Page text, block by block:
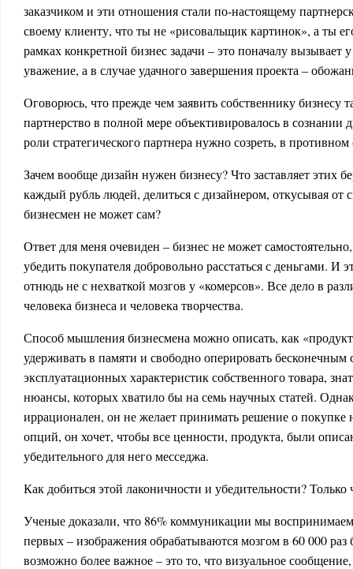
заказчиком и эти отношения стали по-настоящему
своему клиенту, что ты не «рисовальщик картинок», а ты
рамках конкретной бизнес задачи – это поначалу вызывает
уважение, а в случае удачного завершения проекта –
Оговорюсь, что прежде чем заявить собственнику бизнесу
партнерство в полной мере объективировалось в сознании
роли стратегического партнера нужно созреть, в
Зачем вообще дизайн нужен бизнесу? Что заставляет этих
каждый рубль людей, делиться с дизайнером, откусывая от
бизнесмен не может сам?
Ответ для меня очевиден – бизнес не может
убедить покупателя добровольно расстаться с деньгами. И
отнюдь не с нехваткой мозгов у «комерсов». Все дело в
человека бизнеса и человека творчества.
Способ мышления бизнесмена можно описать, как
удерживать в памяти и свободно оперировать
эксплуатационных характеристик собственного товара,
нюансы, которых хватило бы на семь научных статей.
иррационален, он не желает принимать решение о покупке
опций, он хочет, чтобы все ценности, продукта, были
убедительного для него месседжа.
Как добиться этой лаконичности и убедительности? Только
Ученые доказали, что 86% коммуникации мы
первых – изображения обрабатываются мозгом в 60 000 раз
возможно более важное – это то, что визуальное